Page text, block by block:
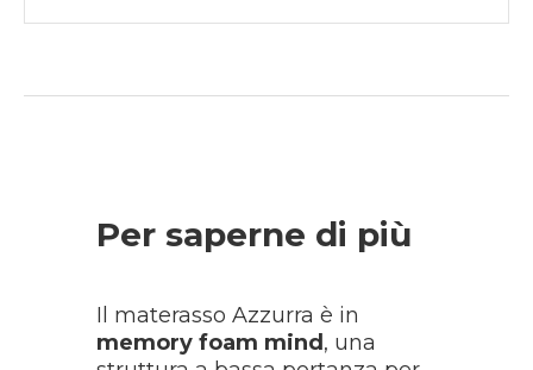
Per saperne di più
Il materasso Azzurra è in
memory foam mind , una